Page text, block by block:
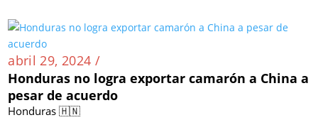
abril 29, 2024 /
Honduras no logra exportar camarón a China a
pesar de acuerdo
Honduras 🇭🇳